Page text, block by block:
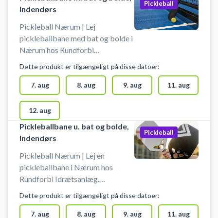
indendørs
Pickleball Nærum | Lej
pickleballbane med bat og bolde i
Nærum hos Rundforbi
indendørs, og der spilles på baner,
hvor der også spilles badminton.
Book nemt din pickleballbane og
spil pickleball i Nærum på en af de
6 indendørs pickleballbaner.
Booking af pickleballbanen er
inkl. bat og bolde. Gratis
parkering ved pickleballbanerne i
Nærum på Egebækvej 118, 2850
Nærum - nær Skodsborg,
Holte.
Pickleball
Dette produkt er tilgængeligt på disse datoer:
7. aug 8. aug 9. aug 11. aug
12. aug
Pickleballbane u. bat og bolde,
indendørs
Pickleball Nærum | Lej en
pickleballbane i Nærum hos
Rundforbi Idrætsanlæg.
der spilles på baner, hvor der også
spilles badminton. Book nemt din
Pickleball
Dette produkt er tilgængeligt på disse datoer:
7. aug 8. aug 9. aug 11. aug